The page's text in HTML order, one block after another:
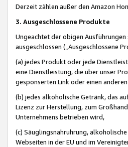
Derzeit zählen außer den Amazon
3. Ausgeschlossene Produkte
Ungeachtet der obigen
ausgeschlossen („Ausgeschlossene
(a) jedes Produkt oder jede
eine Dienstleistung, die über unser
gesponserten Link oder einen
(b) jedes alkoholische Getränk, das
Lizenz zur Herstellung, zum
Unternehmens betrieben wird,
(c) Säuglingsnahruhrung,
Webseiten in der EU und im